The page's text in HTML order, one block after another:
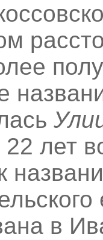
22 лет
в